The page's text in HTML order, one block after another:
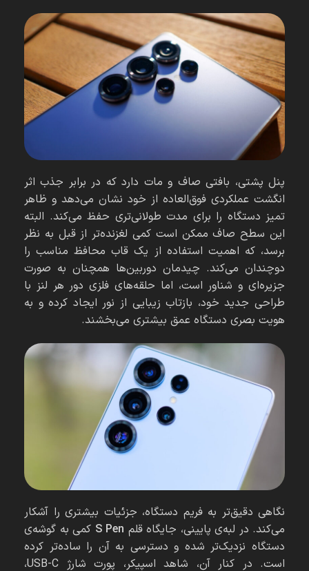
پنل پشتی، بافتی صاف و مات دارد که در برابر جذب اثر
انگشت عملکردی فوق‌العاده از خود نشان می‌دهد و ظاهر
تمیز دستگاه را برای مدت طولانی‌تری حفظ می‌کند. البته
این سطح صاف ممکن است کمی لغزنده‌تر از قبل به نظر
برسد، که اهمیت استفاده از یک قاب محافظ مناسب را
دوچندان می‌کند. چیدمان دوربین‌ها همچنان به صورت
جزیره‌ای و شناور است، اما حلقه‌های فلزی دور هر لنز با
طراحی جدید خود، بازتاب زیبایی از نور ایجاد کرده و به
هویت بصری دستگاه عمق بیشتری می‌بخشند.
نگاهی دقیق‌تر به فریم دستگاه، جزئیات بیشتری را آشکار
می‌کند. در لبه‌ی پایینی، جایگاه قلم S Pen کمی به گوشه‌ی
دستگاه نزدیک‌تر شده و دسترسی به آن را ساده‌تر کرده
است. در کنار آن، شاهد اسپیکر، پورت شارژ USB-C،